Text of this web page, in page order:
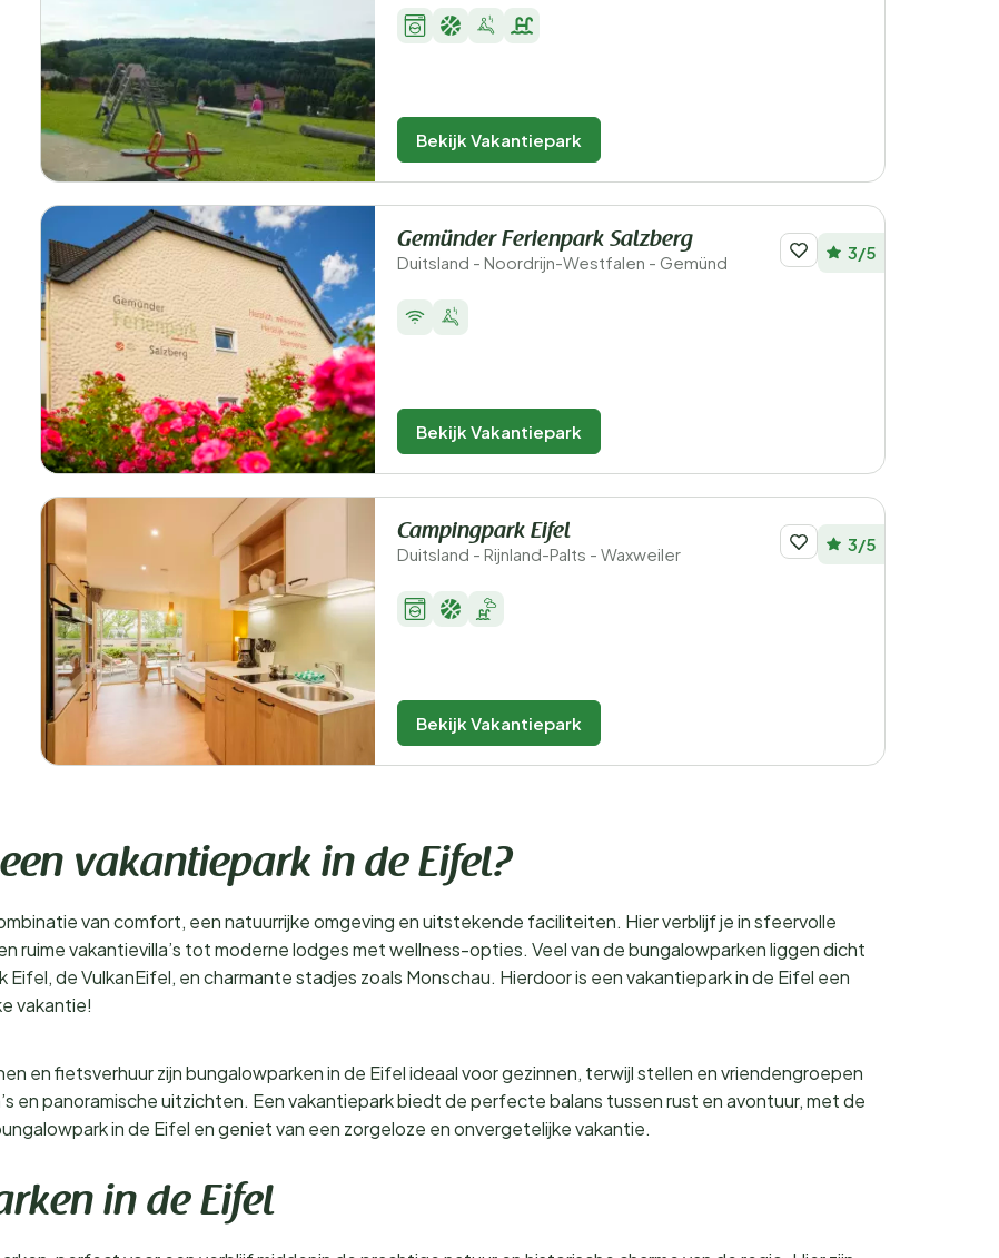
Bekijk Vakantiepark
Gemünder Ferienpark Salzberg
Duitsland - Noordrijn-Westfalen - Gemünd 3/5
Bekijk Vakantiepark
Campingpark Eifel
Duitsland - Rijnland-Palts - Waxweiler 3/5
Bekijk Vakantiepark
vakantiepark in de Eifel?
van comfort, een natuurrijke omgeving en uitstekende faciliteiten. Hier verblijf je in sfeervolle
ruime vakantievilla’s tot moderne lodges met wellness-opties. Veel van de bungalowparken liggen dicht
de VulkanEifel, en charmante stadjes zoals Monschau. Hierdoor is een vakantiepark in de Eifel een
vakantie!
en fietsverhuur zijn bungalowparken in de Eifel ideaal voor gezinnen, terwijl stellen en vriendengroepen
en panoramische uitzichten. Een vakantiepark biedt de perfecte balans tussen rust en avontuur, met de
in de Eifel en geniet van een zorgeloze en onvergetelijke vakantie.
in de Eifel